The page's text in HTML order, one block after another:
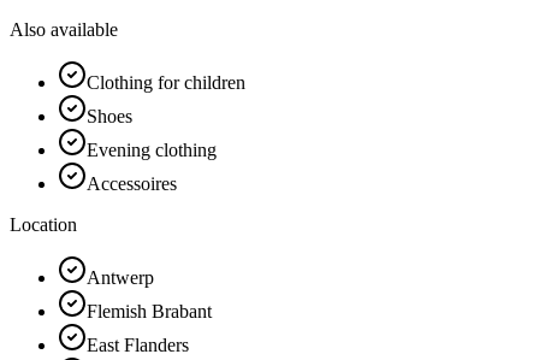
Also available
Clothing for children
Shoes
Evening clothing
Accessoires
Location
Antwerp
Flemish Brabant
East Flanders